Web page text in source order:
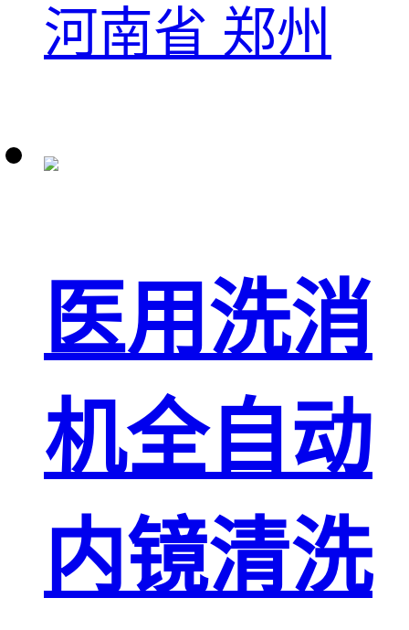
河南省 郑州
医用洗消
机全自动
内镜清洗